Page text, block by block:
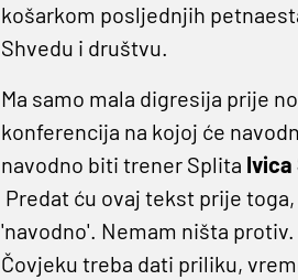
košarkom posljednjih
Shvedu i društvu.
Ma samo mala digresija prije
konferencija na kojoj će
navodno biti trener Splita Ivica
Predat ću ovaj tekst prije
'navodno'. Nemam ništa
Čovjeku treba dati priliku,